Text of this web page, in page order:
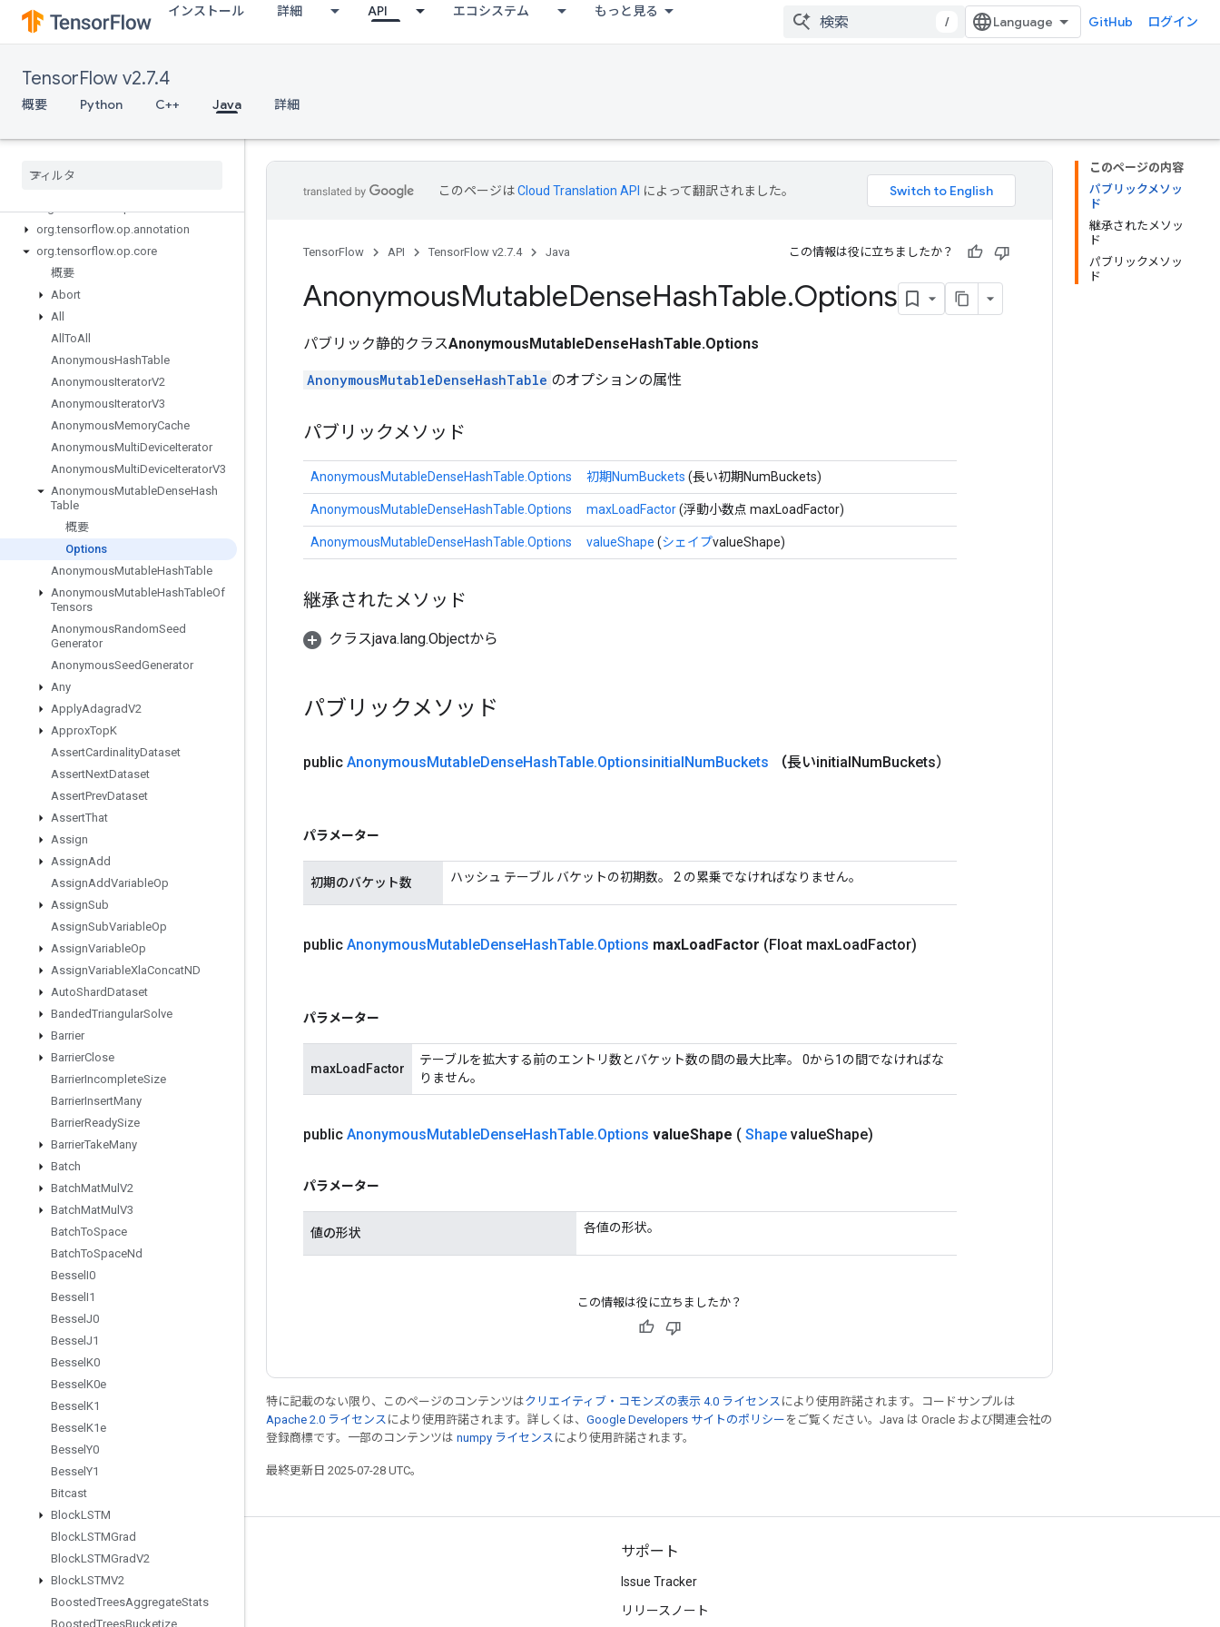
インストール 詳細 API エコシステム もっと見る
/ GitHub ログイン
TensorFlow v2.7.4
概要 Python C++ Java 詳細
TensorFlow for Java
org.tensorflow.op.annotation
org.tensorflow.op.core
概要
Abort
All
All ToAll
AnonymousHashTable
AnonymousIteratorV2
AnonymousIteratorV3
AnonymousMemoryCache
AnonymousMultiDeviceIterator
AnonymousMultiDeviceIteratorV3
AnonymousMutableDenseHash
Table
概要
Options
AnonymousMutableHashTable
AnonymousMutableHashTableOf
Tensors
AnonymousRandomSeed
Generator
AnonymousSeedGenerator
Any
ApplyAdagradV2
ApproxTopK
AssertCardinalityDataset
AssertNextDataset
AssertPrevDataset
AssertThat
Assign
AssignAdd
AssignAddVariableOp
AssignSub
AssignSubVariableOp
AssignVariableOp
AssignVariableXlaConcatND
AutoShardDataset
BandedTriangularSolve
Barrier
BarrierClose
BarrierIncompleteSize
BarrierInsertMany
BarrierReadySize
BarrierTakeMany
Batch
BatchMatMul V2
BatchMatMul V3
BatchToSpace
BatchToSpaceNd
Bessel I0
Bessel I1
Bessel J0
Bessel J1
Bessel K0
Bessel K0e
Bessel K1
Bessel K1e
Bessel Y0
Bessel Y1
Bitcast
BlockLSTM
BlockLSTMGrad
BlockLSTMGradV2
BlockLSTMV2
BoostedTreesAggregateStats
BoostedTreesBucketize
このページの内容
パブリックメソッ
ド
継承されたメソッ
ド
パブリックメソッ
ド
このページはCloud Translation API によって翻訳されました。
TensorFlow API TensorFlow v2.7.4 Java この情報は役に立ちましたか？
AnonymousMutableDenseHashTable.Options
パブリック静的クラスAnonymousMutableDenseHashTable.Options
AnonymousMutableDenseHashTable のオプションの属性
パブリックメソッド
AnonymousMutableDenseHashTable.Options 初期NumBuckets (長い初期NumBuckets)
AnonymousMutableDenseHashTable.Options maxLoadFactor(浮動小数点 maxLoadFactor)
AnonymousMutableDenseHashTable.Options valueShape (シェイプvalueShape)
継承されたメソッド
クラスjava.lang.Objectから
パブリックメソッド
public AnonymousMutableDenseHashTable.OptionsinitialNumBuckets （長いinitialNumBuckets）
パラメーター
初期のバケット数 ハッシュ テーブル バケットの初期数。 2 の累乗でなければなりません。
public AnonymousMutableDenseHashTable.Options maxLoadFactor (Float maxLoadFactor)
パラメーター
maxLoadFactor
テーブルを拡大する前のエントリ数とバケット数の間の最大比率。 0から1の間でなければな
りません。
public AnonymousMutableDenseHashTable.Options valueShape ( Shape valueShape)
パラメーター
値の形状 各値の形状。
この情報は役に立ちましたか？
特に記載のない限り、このページのコンテンツはクリエイティブ・コモンズの表示 4.0 ライセンス により使用許諾されます。コードサンプルは
Apache 2.0 ライセンス により使用許諾されます。詳しくは、 Google Developers サイトのポリシー をご覧ください。Java は Oracle および関連会社の
登録商標です。一部のコンテンツは numpy ライセンス により使用許諾されます。
最終更新日 2025-07-28 UTC。
つながる
ブログ
フォーラム
サポート
Issue Tracker
リリースノート